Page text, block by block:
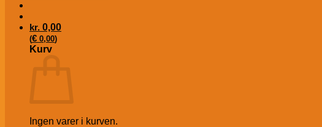
kr. 0,00
(€ 0,00)
Kurv
Ingen varer i kurven.